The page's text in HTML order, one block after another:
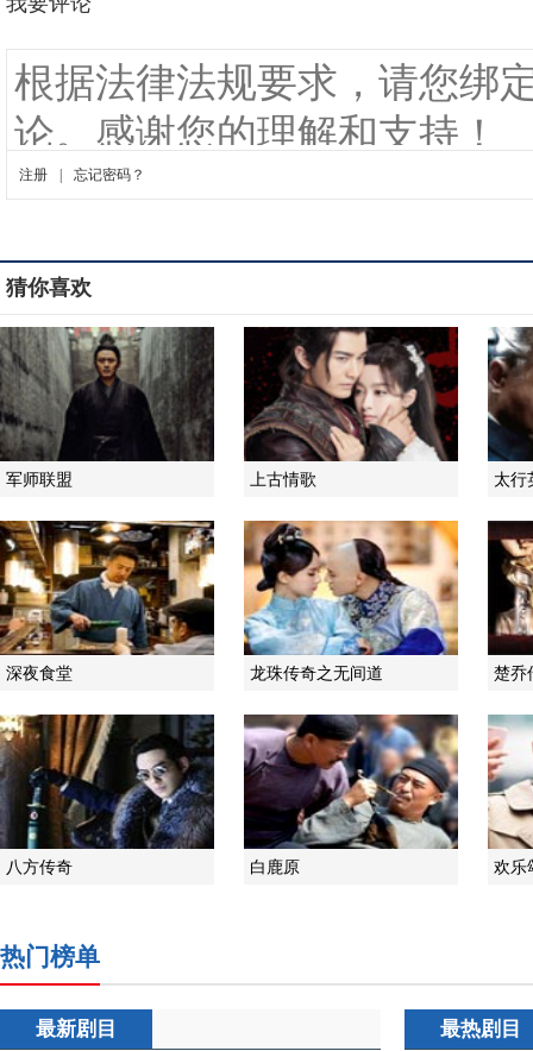
猜你喜欢
军师联盟 上古情歌 太行
深夜食堂 龙珠传奇之无间道 楚乔
八方传奇 白鹿原 欢乐
热门榜单
最新剧目 最热剧目